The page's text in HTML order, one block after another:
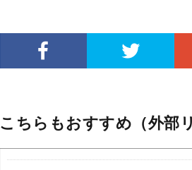
こちらもおすすめ（外部